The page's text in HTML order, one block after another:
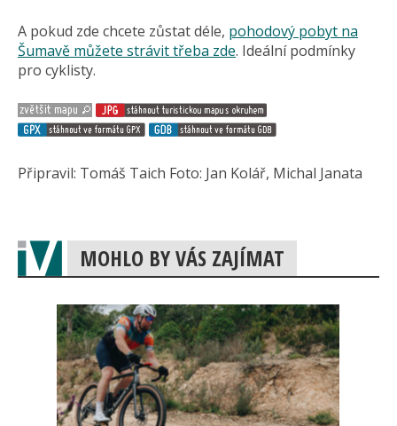
A pokud zde chcete zůstat déle, pohodový pobyt na
Šumavě můžete strávit třeba zde. Ideální podmínky
pro cyklisty.
Připravil: Tomáš Taich Foto: Jan Kolář, Michal Janata
MOHLO BY VÁS ZAJÍMAT